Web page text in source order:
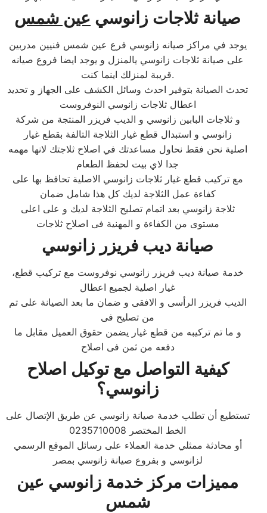
صيانة ثلاجات زانوسي عين شمس
يوجد في مراكز صيانه زانوسي فرع عين شمس فنيين مدربين
على صيانة ثلاجات زانوسي يالمنزل و يوجد ايضا فروع صيانه
قريبة لمنزلك اينما كنت.
تحدث الصيانة بتوفير احدث وسائل الكشف على الجهاز و تحديد
اعطال ثلاجات زانوسي النوفروست
و ثلاجات البابين زانوسي و الديب فريزر المنتجة من شركة
زانوسي و استبدال قطع غيار الثلاجة التالفة بقطع غيار
اصلية نحن فقط نحاول مساعدتك في اصلاح ثلاجتك لانها مهمه
جدا لاي بيت لحفظ الطعام
مع تركيب قطع غيار ثلاجات زانوسي الاصلية تحافظ بها على
كفاءة عمل الثلاجة لديك كل هذا شامل ضمان
ثلاجة زانوسي بعد اتمام تصليح الثلاجة لديك و على اعلى
مستوى من الكفاءة و المهنية فى اصلاح ثلاجات
صيانة ديب فريزر زانوسي
،خدمة صيانة ديب فريزر زانوسي نوفروست مع تركيب قطع
غيار اصلية لجميع اعطال
الديب فريزر الرأسى و الافقى و ضمان ما بعد الصيانة على تم
من تصليح فى
و ما تم تركيبه من قطع غيار يضمن حقوق العميل مقابل ما
دفعه من ثمن فى اصلاح
كيفية التواصل مع توكيل اصلاح
زانوسي؟
تستطيع أن تطلب خدمة صيانة زانوسي عن طريق الإتصال على
الخط المختصر 0235710008
أو محادثة ممثلي خدمة العملاء على رسائل الموقع الرسمي
لزانوسي و بفروع صيانة زانوسي بمصر
مميزات مركز خدمة زانوسي عين
شمس